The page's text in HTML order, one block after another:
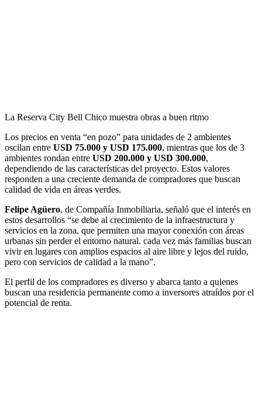
La Reserva City Bell Chico muestra obras a buen ritmo
Los precios en venta “en pozo” para unidades de 2 ambientes
oscilan entre USD 75.000 y USD 175.000, mientras que los de 3
ambientes rondan entre USD 200.000 y USD 300.000,
dependiendo de las características del proyecto. Estos valores
responden a una creciente demanda de compradores que buscan
calidad de vida en áreas verdes.
Felipe Agüero, de Compañía Inmobiliaria, señaló que el interés en
estos desarrollos “se debe al crecimiento de la infraestructura y
servicios en la zona, que permiten una mayor conexión con áreas
urbanas sin perder el entorno natural. cada vez más familias buscan
vivir en lugares con amplios espacios al aire libre y lejos del ruido,
pero con servicios de calidad a la mano”.
El perfil de los compradores es diverso y abarca tanto a quienes
buscan una residencia permanente como a inversores atraídos por el
potencial de renta.